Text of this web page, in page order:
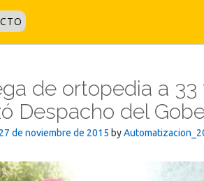
de ortopedia a
Despacho del
27 de noviembre de 2015 by